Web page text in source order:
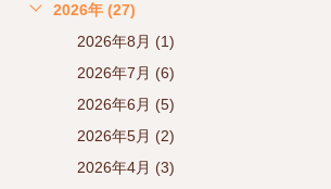
2026年 (27)
2026年8月 (1)
2026年7月 (6)
2026年6月 (5)
2026年5月 (2)
2026年4月 (3)